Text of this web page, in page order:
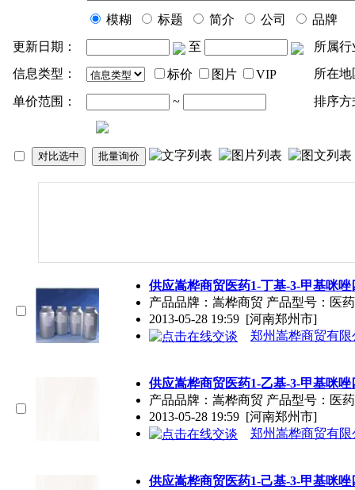
模糊 标题 简介 公司
品牌
更新日期：
至
所属行
信息类型：
标价 图片 VIP 所在地
单价范围： ~ 排序方
供应嵩桦商贸医药1-丁基-3-甲基咪唑
产品品牌：嵩桦商贸 产品型号：医药
2013-05-28 19:59 [河南郑州市]
郑州嵩桦商贸有限
供应嵩桦商贸医药1-乙基-3-甲基咪唑
产品品牌：嵩桦商贸 产品型号：医药
2013-05-28 19:59 [河南郑州市]
郑州嵩桦商贸有限
供应嵩桦商贸医药1-己基-3-甲基咪唑